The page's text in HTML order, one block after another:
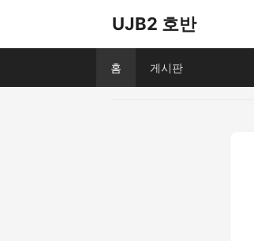
UJB2 호반
홈 게시판